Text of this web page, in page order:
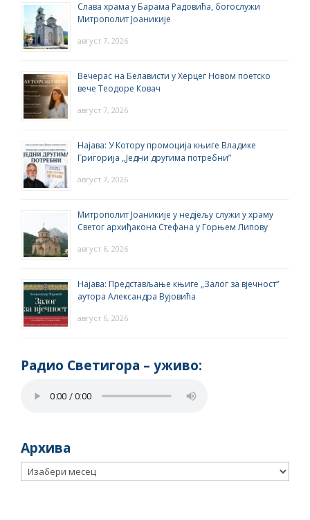
Слава храма у Барама Радовића, богослужи
Митрополит Јоаникије
август 7, 2026
Вечерас на Белависти у Херцег Новом поетско
вече Теодоре Ковач
август 7, 2026
Најава: У Котору промоција књиге Владике
Григорија ,,Једни другима потребни”
август 7, 2026
Митрополит Јоаникије у недјељу служи у храму
Светог архиђакона Стефана у Горњем Липову
август 6, 2026
Најава: Представљање књиге „Залог за вјечност“
аутора Александра Вујовића
август 6, 2026
Радио Светигора – yживо:
Архива
Архива